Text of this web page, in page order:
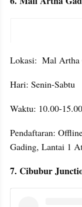
Lokasi:  Mal
Hari: Senin-Sabtu
Waktu: 10.00-
Pendaftaran:
Gading, Lantai 1
7. Cibubur